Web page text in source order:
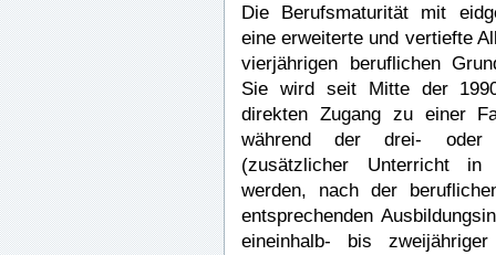
Die Berufsmaturität mit
eine erweiterte und vertiefte
vierjährigen beruflichen
Sie wird seit Mitte der
direkten Zugang zu einer
während der drei- oder
(zusätzlicher Unterricht in
werden, nach der
entsprechenden
eineinhalb- bis